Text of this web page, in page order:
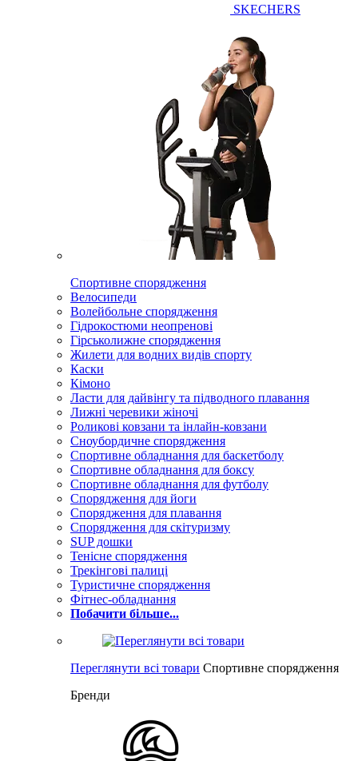
SKECHERS
Спортивне спорядження
Велосипеди
Волейбольне спорядження
Гідрокостюми неопренові
Гірськолижне спорядження
Жилети для водних видів спорту
Каски
Кімоно
Ласти для дайвінгу та підводного плавання
Лижні черевики жіночі
Роликові ковзани та інлайн-ковзани
Сноубордичне спорядження
Спортивне обладнання для баскетболу
Спортивне обладнання для боксу
Спортивне обладнання для футболу
Спорядження для йоги
Спорядження для плавання
Спорядження для скітуризму
SUP дошки
Тенісне спорядження
Трекінгові палиці
Туристичне спорядження
Фітнес-обладнання
Побачити більше...
Переглянути всі товари Спортивне спорядження
Бренди